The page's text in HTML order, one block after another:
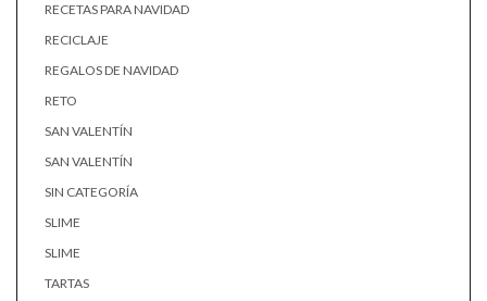
RECETAS PARA NAVIDAD
RECICLAJE
REGALOS DE NAVIDAD
RETO
SAN VALENTÍN
SAN VALENTÍN
SIN CATEGORÍA
SLIME
SLIME
TARTAS